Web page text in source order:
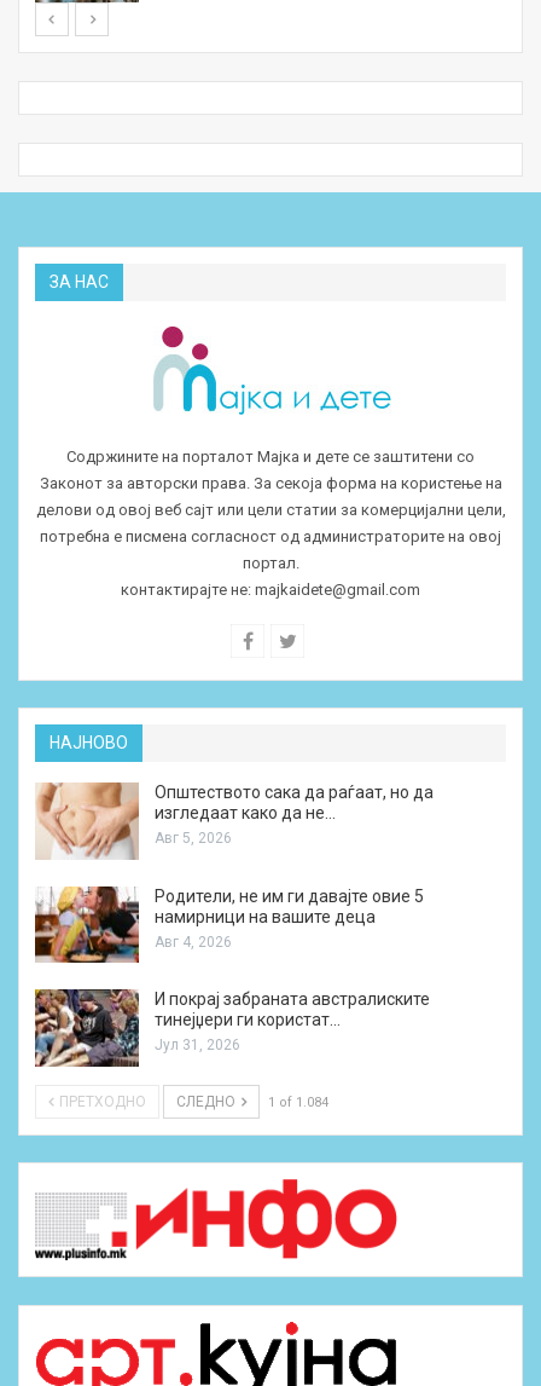
ЗА НАС
Содржините на порталот Мајка и дете се заштитени со
Законот за авторски права. За секоја форма на користење на
делови од овој веб сајт или цели статии за комерцијални цели,
потребна е писмена согласност од администраторите на овој
портал.
контактирајте не: majkaidete@gmail.com
НАЈНОВО
Општеството сака да раѓаат, но да
изгледаат како да не…
Авг 5, 2026
Родители, не им ги давајте овие 5
намирници на вашите деца
Авг 4, 2026
И покрај забраната австралиските
тинејџери ги користат…
Јул 31, 2026
ПРЕТХОДНО СЛЕДНО 1 of 1.084